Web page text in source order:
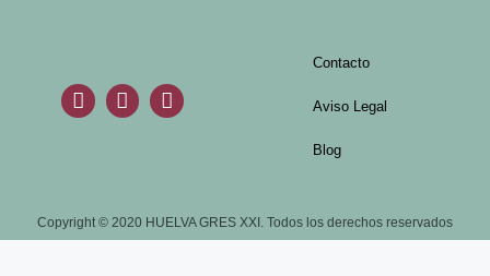
Contacto
Aviso Legal
Blog
Copyright © 2020 HUELVA GRES XXI. Todos los derechos reservados